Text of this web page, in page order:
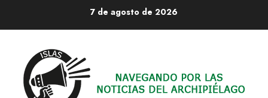
7 de agosto de 2026